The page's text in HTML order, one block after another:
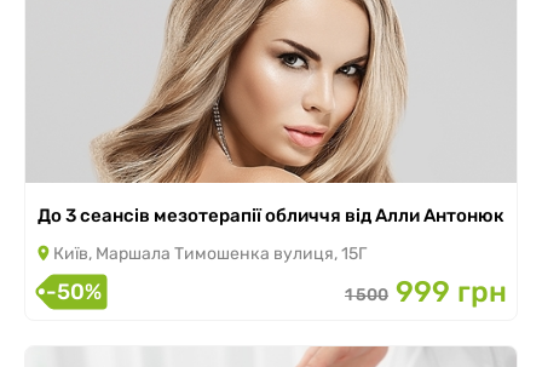
До 3 сеансів мезотерапії обличчя від Алли Антонюк
Київ, Маршала Тимошенка вулиця, 15Г
-50% 1 500 999 грн